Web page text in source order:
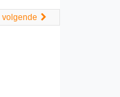
volgende